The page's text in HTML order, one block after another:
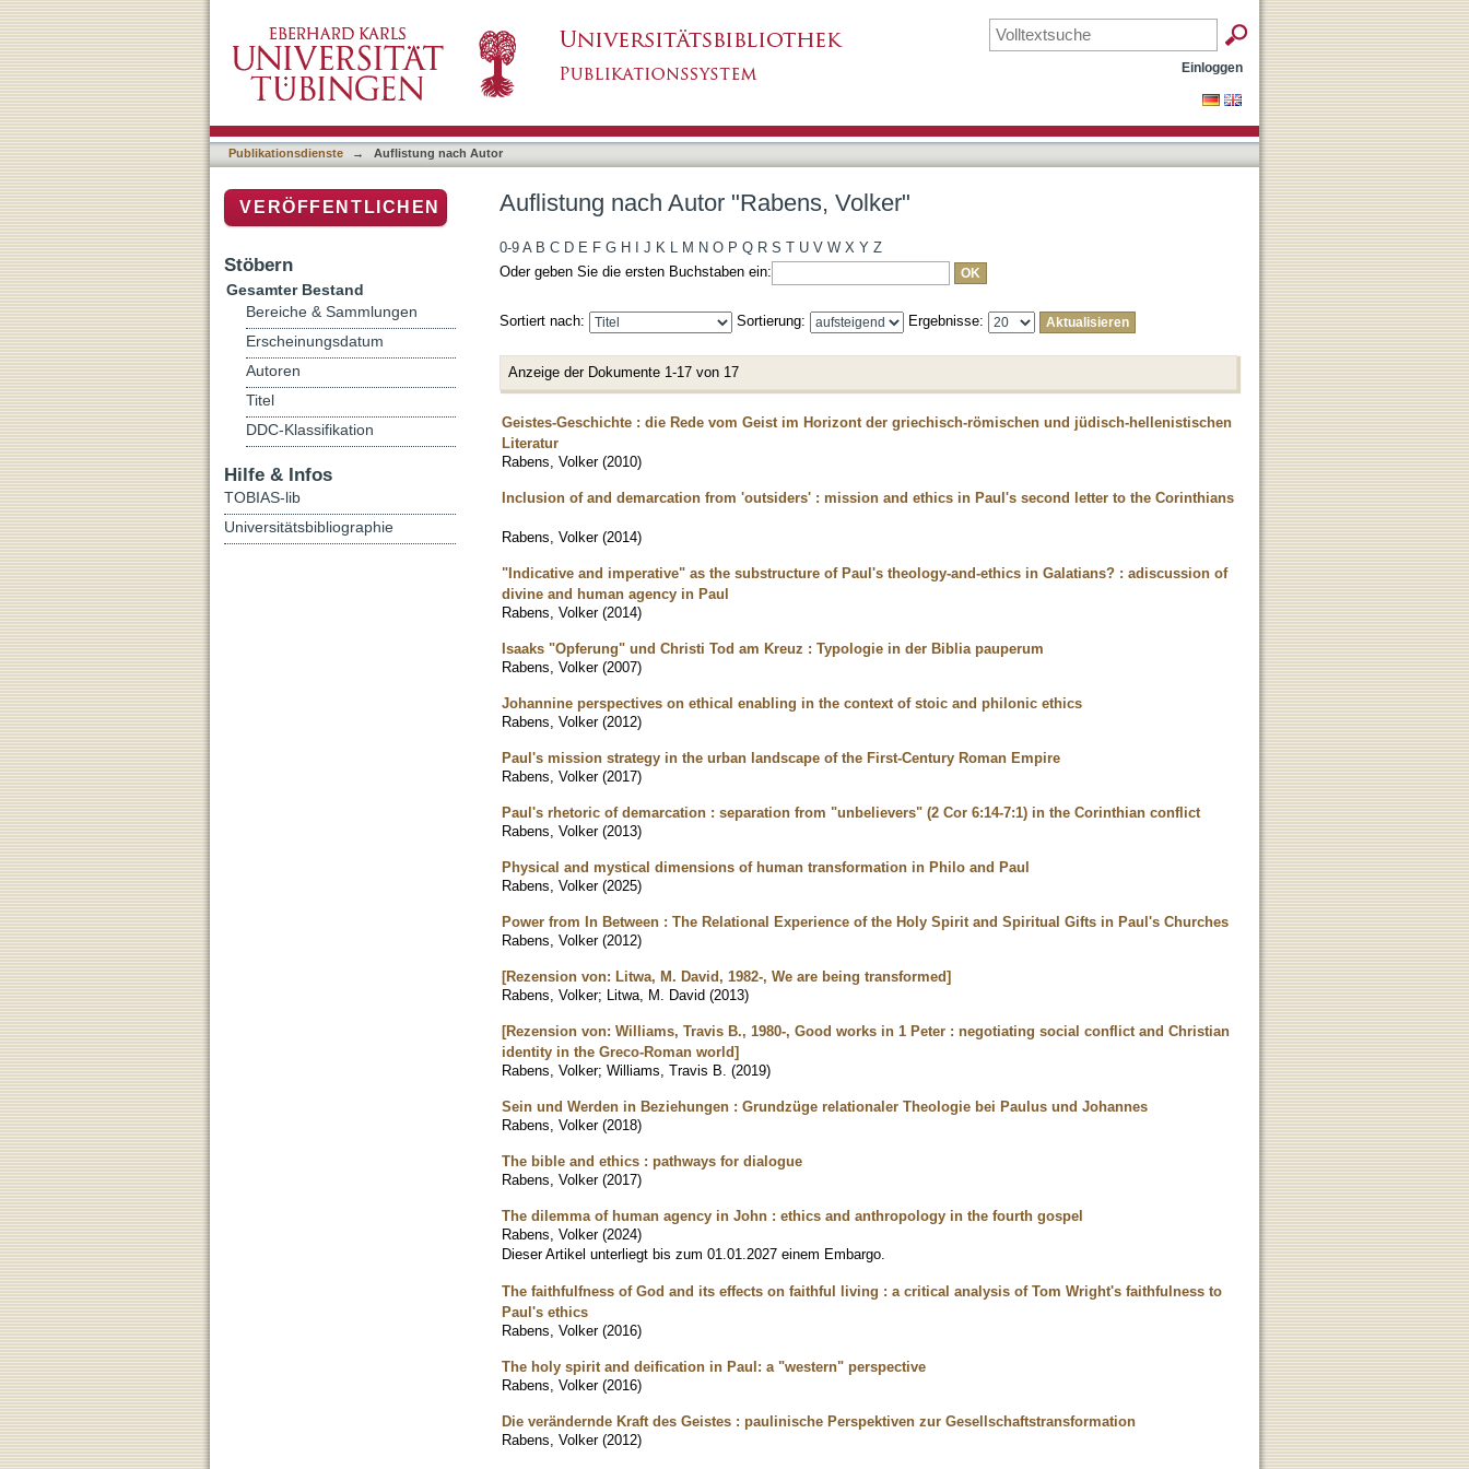
Einloggen
Publikationsdienste → Auflistung nach Autor
Auflistung nach Autor "Rabens, Volker"
0-9 A B C D E F G H J K L M N O P Q R S T U V W X Y Z
Oder geben Sie die ersten Buchstaben ein:
Sortiert nach: Sortierung: Ergebnisse:
Anzeige der Dokumente 1-17 von 17
Geistes-Geschichte : die Rede vom Geist im Horizont der griechisch-römischen und jüdisch-hellenistischen
Literatur
Rabens, Volker (2010)
Inclusion of and demarcation from 'outsiders' : mission and ethics in Paul's second letter to the Corinthians
Rabens, Volker (2014)
"Indicative and imperative" as the substructure of Paul's theology-and-ethics in Galatians? : adiscussion of
divine and human agency in Paul
Rabens, Volker (2014)
Isaaks "Opferung" und Christi Tod am Kreuz : Typologie in der Biblia pauperum
Rabens, Volker (2007)
Johannine perspectives on ethical enabling in the context of stoic and philonic ethics
Rabens, Volker (2012)
Paul's mission strategy in the urban landscape of the First-Century Roman Empire
Rabens, Volker (2017)
Paul's rhetoric of demarcation : separation from "unbelievers" (2 Cor 6:14-7:1) in the Corinthian conflict
Rabens, Volker (2013)
Physical and mystical dimensions of human transformation in Philo and Paul
Rabens, Volker (2025)
Power from In Between : The Relational Experience of the Holy Spirit and Spiritual Gifts in Paul's Churches
Rabens, Volker (2012)
[Rezension von: Litwa, M. David, 1982-, We are being transformed]
Rabens, Volker; Litwa, M. David (2013)
[Rezension von: Williams, Travis B., 1980-, Good works in 1 Peter : negotiating social conflict and Christian
identity in the Greco-Roman world]
Rabens, Volker; Williams, Travis B. (2019)
Sein und Werden in Beziehungen : Grundzüge relationaler Theologie bei Paulus und Johannes
Rabens, Volker (2018)
The bible and ethics : pathways for dialogue
Rabens, Volker (2017)
The dilemma of human agency in John : ethics and anthropology in the fourth gospel
Rabens, Volker (2024)
Dieser Artikel unterliegt bis zum 01.01.2027 einem Embargo.
The faithfulfness of God and its effects on faithful living : a critical analysis of Tom Wright's faithfulness to
Paul's ethics
Rabens, Volker (2016)
The holy spirit and deification in Paul: a "western" perspective
Rabens, Volker (2016)
Die verändernde Kraft des Geistes : paulinische Perspektiven zur Gesellschaftstransformation
Rabens, Volker (2012)
VERÖFFENTLICHEN
Stöbern
Gesamter Bestand
Bereiche & Sammlungen
Erscheinungsdatum
Autoren
Titel
DDC-Klassifikation
Hilfe & Infos
TOBIAS-lib
Universitätsbibliographie